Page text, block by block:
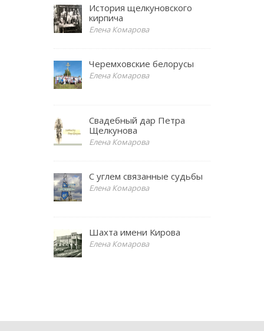
История щелкуновского
кирпича
Елена Комарова
Черемховские белорусы
Елена Комарова
Свадебный дар Петра
Щелкунова
Елена Комарова
С углем связанные судьбы
Елена Комарова
Шахта имени Кирова
Елена Комарова